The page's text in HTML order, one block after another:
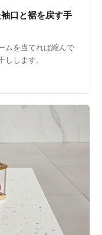
口と裾を戻す手
ムを当てれば縮んで
します。